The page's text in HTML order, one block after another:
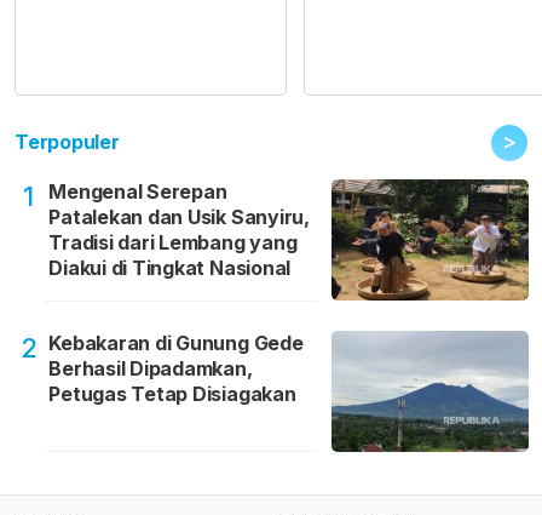
Terpopuler >
1
Mengenal Serepan
Patalekan dan Usik Sanyiru,
Tradisi dari Lembang yang
Diakui di Tingkat Nasional
2 Kebakaran di Gunung Gede
Berhasil Dipadamkan,
Petugas Tetap Disiagakan